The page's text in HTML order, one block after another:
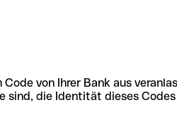
Code von Ihrer Bank aus
sind, die Identität dieses